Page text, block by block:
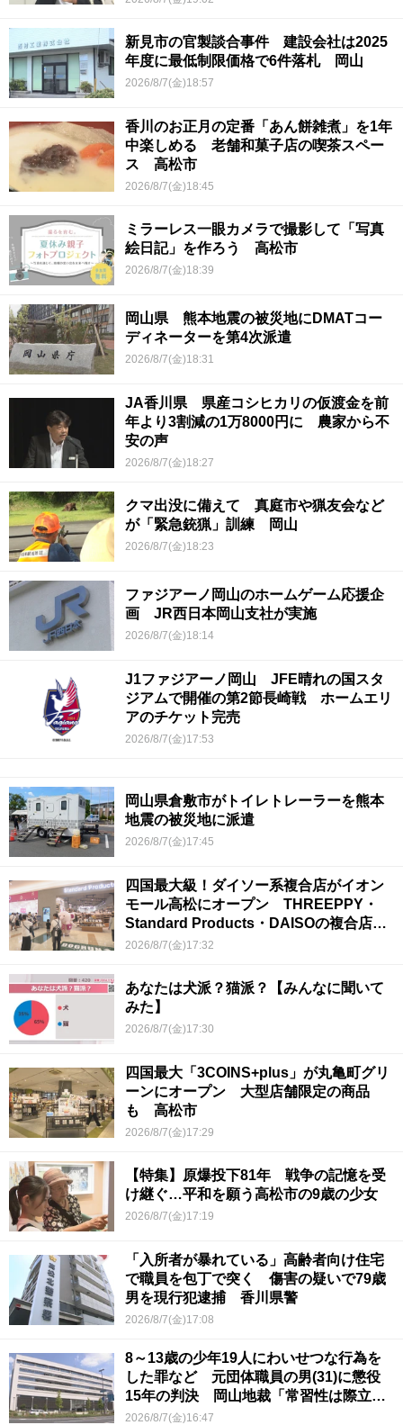
新見市の官製談合事件 建設会社は2025
年度に最低制限価格で6件落札 岡山
2026/8/7(金)18:57
香川のお正月の定番「あん餅雑煮」を1年
中楽しめる 老舗和菓子店の喫茶スペー
ス 高松市
2026/8/7(金)18:45
ミラーレス一眼カメラで撮影して「写真
絵日記」を作ろう 高松市
2026/8/7(金)18:39
岡山県 熊本地震の被災地にDMATコー
ディネーターを第4次派遣
2026/8/7(金)18:31
JA香川県 県産コシヒカリの仮渡金を前
年より3割減の1万8000円に 農家から不
安の声
2026/8/7(金)18:27
クマ出没に備えて 真庭市や猟友会など
が「緊急銃猟」訓練 岡山
2026/8/7(金)18:23
ファジアーノ岡山のホームゲーム応援企
画 JR西日本岡山支社が実施
2026/8/7(金)18:14
J1ファジアーノ岡山 JFE晴れの国スタ
ジアムで開催の第2節長崎戦 ホームエリ
アのチケット完売
2026/8/7(金)17:53
岡山県倉敷市がトイレトレーラーを熊本
地震の被災地に派遣
2026/8/7(金)17:45
四国最大級！ダイソー系複合店がイオン
モール高松にオープン THREEPPY・
Standard Products・DAISOの複合店は
香川県初
2026/8/7(金)17:32
あなたは犬派？猫派？【みんなに聞いて
みた】
2026/8/7(金)17:30
四国最大「3COINS+plus」が丸亀町グリ
ーンにオープン 大型店舗限定の商品
も 高松市
2026/8/7(金)17:29
【特集】原爆投下81年 戦争の記憶を受
け継ぐ…平和を願う高松市の9歳の少女
2026/8/7(金)17:19
「入所者が暴れている」高齢者向け住宅
で職員を包丁で突く 傷害の疑いで79歳
男を現行犯逮捕 香川県警
2026/8/7(金)17:08
8～13歳の少年19人にわいせつな行為を
した罪など 元団体職員の男(31)に懲役
15年の判決 岡山地裁「常習性は際立っ
ていて被害結果も非常に重い」
2026/8/7(金)16:47